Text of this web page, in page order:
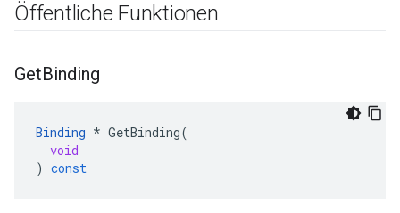
Öffentliche Funktionen
GetBinding
Binding * GetBinding(
void
) const